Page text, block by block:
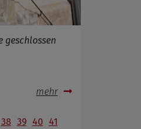
geschlossen
mehr
38 39 40 41